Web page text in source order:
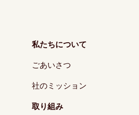
私たちについて
ごあいさつ
社のミッション
取り組み